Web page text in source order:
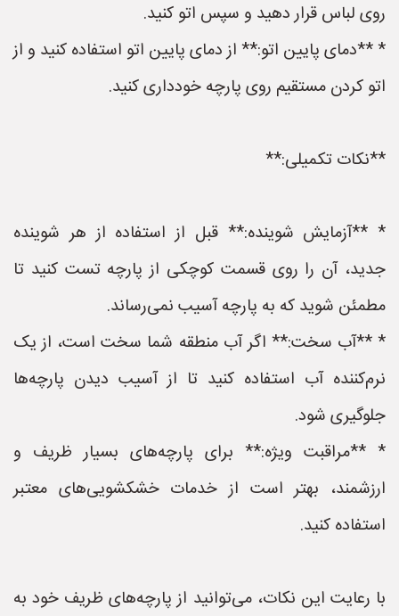
روی لباس قرار دهید و سپس اتو کنید.
* **دمای پایین اتو:** از دمای پایین اتو استفاده کنید و از
اتو کردن مستقیم روی پارچه خودداری کنید.
**نکات تکمیلی:**
* **آزمایش شوینده:** قبل از استفاده از هر شوینده
جدید، آن را روی قسمت کوچکی از پارچه تست کنید تا
مطمئن شوید که به پارچه آسیب نمی‌رساند.
* **آب سخت:** اگر آب منطقه شما سخت است، از یک
نرم‌کننده آب استفاده کنید تا از آسیب دیدن پارچه‌ها
جلوگیری شود.
* **مراقبت ویژه:** برای پارچه‌های بسیار ظریف و
ارزشمند، بهتر است از خدمات خشکشویی‌های معتبر
استفاده کنید.
با رعایت این نکات، می‌توانید از پارچه‌های ظریف خود به